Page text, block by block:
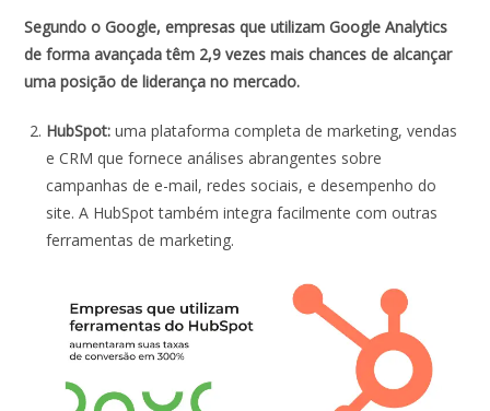
Segundo o Google, empresas que utilizam Google Analytics
de forma avançada têm 2,9 vezes mais chances de alcançar
uma posição de liderança no mercado.
HubSpot: uma plataforma completa de marketing, vendas
e CRM que fornece análises abrangentes sobre
campanhas de e-mail, redes sociais, e desempenho do
site. A HubSpot também integra facilmente com outras
ferramentas de marketing.